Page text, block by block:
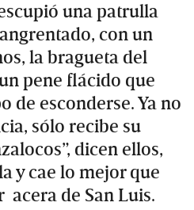
una patrulla
con un
la bragueta del
pene flácido que
de esconderse. Ya no
sólo recibe su
dicen ellos,
y cae lo mejor que
de San Luis.